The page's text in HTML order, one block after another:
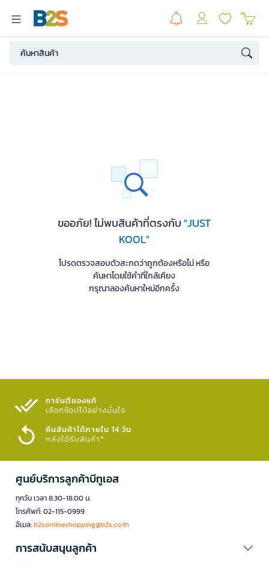
ขออภัย! ไม่พบสินค้าที่ตรงกับ"JUST
KOOL"
โปรดตรวจสอบตัวสะกดว่าถูกต้องหรือไม่ หรือ
ค้นหาโดยใช้คำที่ใกล้เคียง
กรุณาลองค้นหาใหม่อีกครั้ง
การันตีของแท้
เลือกช้อปได้อย่างมั่นใจ​
คืนสินค้าได้ภายใน 14 วัน
หลังได้รับสินค้า*
ศูนย์บริการลูกค้าบีทูเอส
ทุกวัน เวลา 8.30-18.00 น.
โทรศัพท์: 02-115-0999
อีเมล:b2sonlineshopping@b2s.co.th
การสนับสนุนลูกค้า